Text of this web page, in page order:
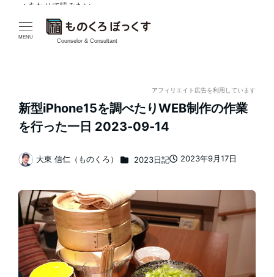
MENU
Counselor & Consultant
アフィリエイト広告を利用しています
新型iPhone15を調べたりWEB制作の作業
を行った一日 2023-09-14
投稿日
2023年9月17日
著
大東 信仁（ものくろ） カテゴリー
2023日記
✓ あわせて読みたい